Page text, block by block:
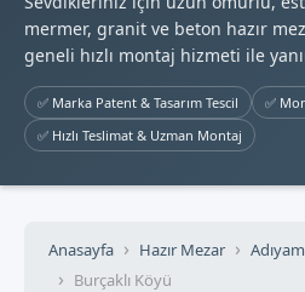
mermer, granit ve beton hazır
geneli hızlı montaj hizmeti ile
✅ Marka Patent & Tasarım Tescil
✅
✅ Hızlı Teslimat & Uzman Montaj
Anasayfa Hazır Mezar
Burçaklı Köyü